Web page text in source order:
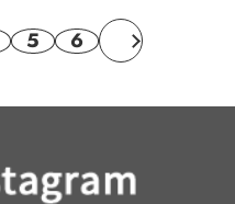
5 6